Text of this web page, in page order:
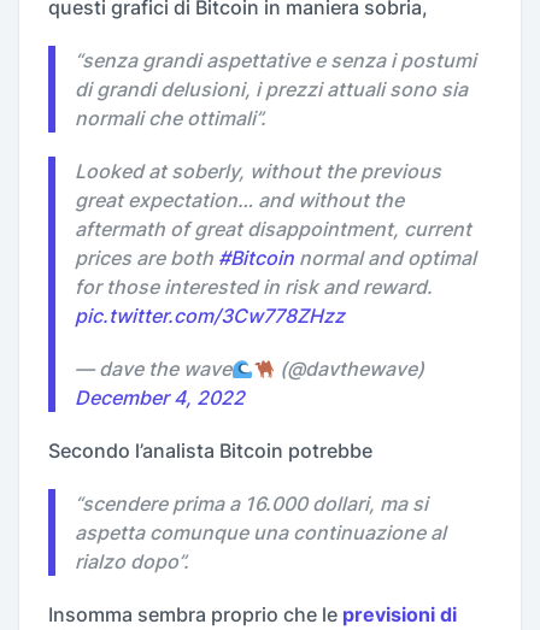
questi grafici di Bitcoin in maniera sobria,
“senza grandi aspettative e senza i postumi
di grandi delusioni, i prezzi attuali sono sia
normali che ottimali”.
Looked at soberly, without the previous
great expectation… and without the
aftermath of great disappointment, current
prices are both #Bitcoin normal and optimal
for those interested in risk and reward.
pic.twitter.com/3Cw778ZHzz
— dave the wave
(@davthewave)
December 4, 2022
Secondo l’analista Bitcoin potrebbe
“scendere prima a 16.000 dollari, ma si
aspetta comunque una continuazione al
rialzo dopo”.
Insomma sembra proprio che le previsioni di